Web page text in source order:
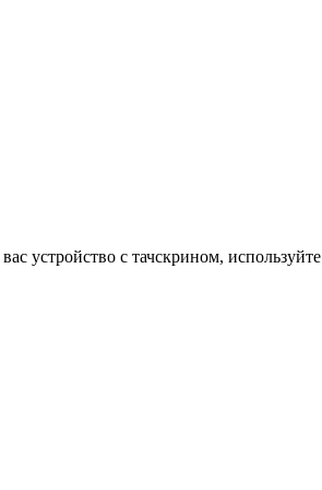
устройство с тачскрином,